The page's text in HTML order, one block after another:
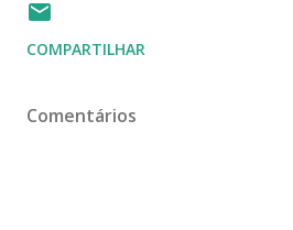
COMPARTILHAR
Comentários